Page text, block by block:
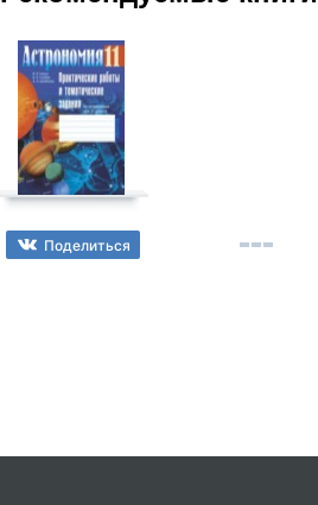
Поделиться